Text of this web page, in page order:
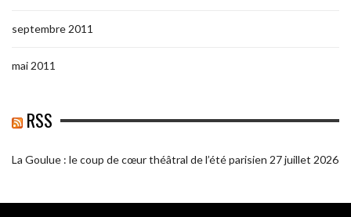
septembre 2011
mai 2011
RSS
La Goulue : le coup de cœur théâtral de l’été parisien 27 juillet 2026